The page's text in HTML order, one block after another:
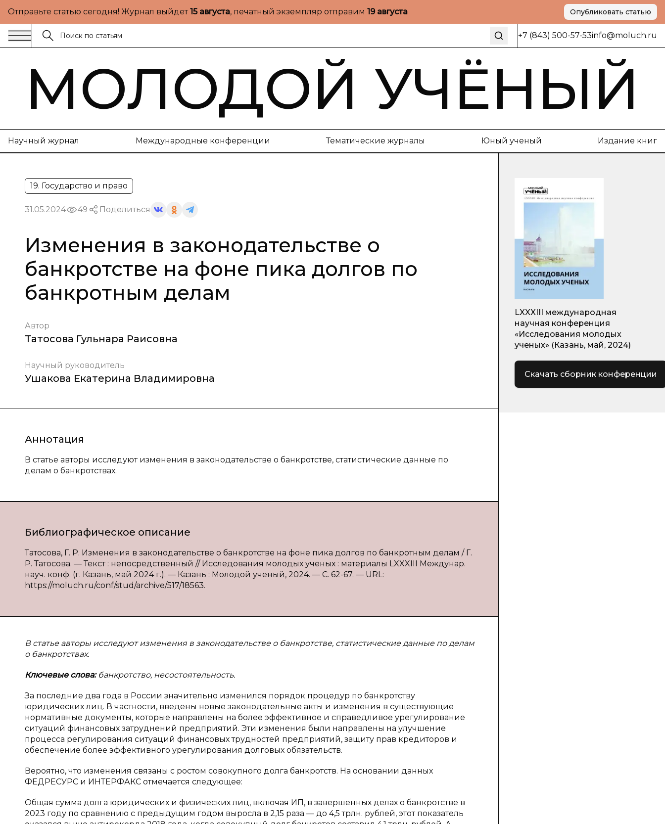
Отправьте статью сегодня! Журнал выйдет15 августа, печатный экземпляр отправим 19 августа Опубликовать статью
+7 (843) 500-57-53info@moluch.ru
МОЛОДОЙ УЧЁНЫЙ
Научный журнал Международные конференции Тематические журналы Юный ученый Издание книг
19. Государство и право
31.05.2024 49 Поделиться
Изменения в законодательстве о
банкротстве на фоне пика долгов по
банкротным делам
Автор
Татосова Гульнара Раисовна
Научный руководитель
Ушакова Екатерина Владимировна
Аннотация
В статье авторы исследуют изменения в законодательстве о банкротстве, статистические данные по
делам о банкротствах.
Библиографическое описание
Татосова, Г. Р. Изменения в законодательстве о банкротстве на фоне пика долгов по банкротным делам / Г.
Р. Татосова. — Текст : непосредственный // Исследования молодых ученых : материалы LXXXIII Междунар.
науч. конф. (г. Казань, май 2024 г.). — Казань : Молодой ученый, 2024. — С. 62-67. — URL:
https://moluch.ru/conf/stud/archive/517/18563.
В статье авторы исследуют изменения в законодательстве о банкротстве, статистические данные по делам
о банкротствах.
Ключевые слова: банкротство, несостоятельность.
За последние два года в России значительно изменился порядок процедур по банкротству
юридических лиц. В частности, введены новые законодательные акты и изменения в существующие
нормативные документы, которые направлены на более эффективное и справедливое урегулирование
ситуаций финансовых затруднений предприятий. Эти изменения были направлены на улучшение
процесса регулирования ситуаций финансовых трудностей предприятий, защиту прав кредиторов и
обеспечение более эффективного урегулирования долговых обязательств.
Вероятно, что изменения связаны с ростом совокупного долга банкротств. На основании данных
ФЕДРЕСУРС и ИНТЕРФАКС отмечается следующее:
Общая сумма долга юридических и физических лиц, включая ИП, в завершенных делах о банкротстве в
2023 году по сравнению с предыдущим годом выросла в 2,15 раза — до 4,5 трлн. рублей, этот показатель
LXXXIII международная
научная конференция
«Исследования молодых
ученых» (Казань, май, 2024)
Скачать сборник конференции